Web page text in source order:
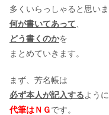
多くいらっしゃると思いま
何が書いてあって、
どう書くのかを
まとめていきます。
まず、芳名帳は
必ず本人が記入するよう
代筆はＮＧです。